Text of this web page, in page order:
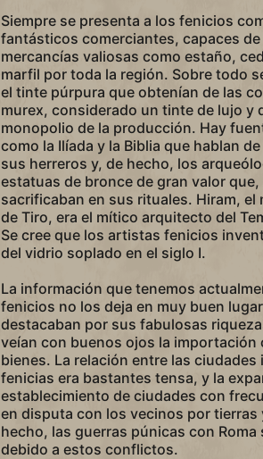
Siempre se presenta a los fenicios
fantásticos comerciantes, capaces
mercancías valiosas como estaño,
marfil por toda la región. Sobre todo
el tinte púrpura que obtenían de las
murex, considerado un tinte de lujo y
monopolio de la producción. Hay
como la Ilíada y la Biblia que hablan
sus herreros y, de hecho, los
estatuas de bronce de gran valor
sacrificaban en sus rituales. Hiram, el
de Tiro, era el mítico arquitecto del
Se cree que los artistas fenicios
del vidrio soplado en el siglo I.
La información que tenemos
fenicios no los deja en muy buen
destacaban por sus fabulosas
veían con buenos ojos la importación
bienes. La relación entre las
fenicias era bastantes tensa, y la
establecimiento de ciudades con
en disputa con los vecinos por tierras
hecho, las guerras púnicas con Roma
debido a estos conflictos.